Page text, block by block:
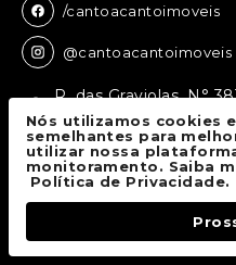
/cantoacantoimoveis
@cantoacantoimoveis
R. das Graviolas, N°
Sinop - MT, 78550-136
Canto a
Todos os
Nós utilizamos cookies
semelhantes para
utilizar nossa
monitoramento. Saiba
Política de Privacidade.